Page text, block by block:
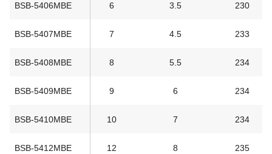
BSB-5406MBE 6 3.5 230
BSB-5407MBE 7 4.5 233
BSB-5408MBE 8 5.5 234
BSB-5409MBE 9 6 234
BSB-5410MBE 10 7 234
BSB-5412MBE 12 8 235